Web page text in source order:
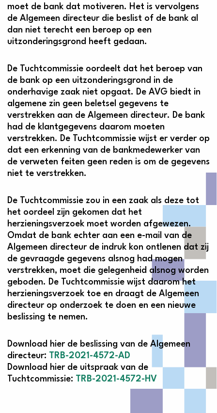
moet de bank dat motiveren. Het is vervolgens
de Algemeen directeur die beslist of de bank al
dan niet terecht een beroep op een
uitzonderingsgrond heeft gedaan.
De Tuchtcommissie oordeelt dat het beroep van
de bank op een uitzonderingsgrond in de
onderhavige zaak niet opgaat. De AVG biedt in
algemene zin geen beletsel gegevens te
verstrekken aan de Algemeen directeur. De bank
had de klantgegevens daarom moeten
verstrekken. De Tuchtcommissie wijst er verder op
dat een erkenning van de bankmedewerker van
de verweten feiten geen reden is om de gegevens
niet te verstrekken.
De Tuchtcommissie zou in een zaak als deze tot
het oordeel zijn gekomen dat het
herzieningsverzoek moet worden afgewezen.
Omdat de bank echter aan een e-mail van de
Algemeen directeur de indruk kon ontlenen dat zij
de gevraagde gegevens alsnog had mogen
verstrekken, moet die gelegenheid alsnog worden
geboden. De Tuchtcommissie wijst daarom het
herzieningsverzoek toe en draagt de Algemeen
directeur op onderzoek te doen en een nieuwe
beslissing te nemen.
Download hier de beslissing van de Algemeen
directeur: TRB-2021-4572-AD
Download hier de uitspraak van de
Tuchtcommissie: TRB-2021-4572-HV